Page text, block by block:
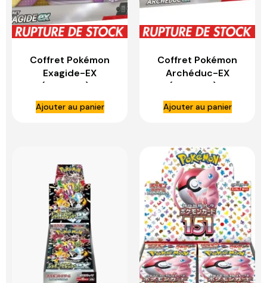
Coffret Pokémon
Exagide-EX
(Français) –
ASMODEE
Ajouter au panier
Coffret Pokémon
Archéduc-EX
(Français) –
ASMODEE
Ajouter au panier